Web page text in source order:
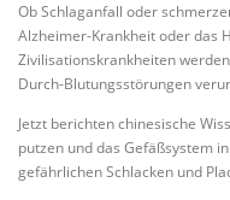
Ob Schlaganfall oder
Alzheimer-Krankheit oder das
Zivilisationskrankheiten
Durch-Blutungsstörungen
Jetzt berichten chinesische
putzen und das Gefäßsystem
gefährlichen Schlacken und